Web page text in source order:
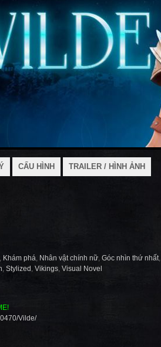
CẤU HÌNH TRAILER / HÌNH ẢNH
, Khám phá, Nhân vật chính nữ, Góc nhìn thứ nhất,
, Stylized , Vikings, Visual Novel
Vilde/